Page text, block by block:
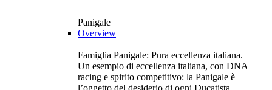
Panigale
Overview
Famiglia Panigale: Pura eccellenza italiana.
Un esempio di eccellenza italiana, con DNA
racing e spirito competitivo: la Panigale è
l’oggetto del desiderio di ogni Ducatista.